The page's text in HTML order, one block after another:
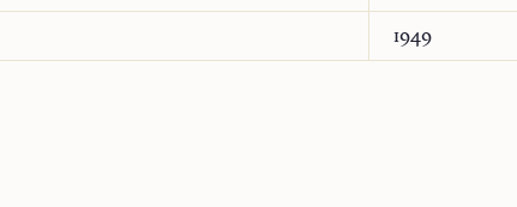
1949